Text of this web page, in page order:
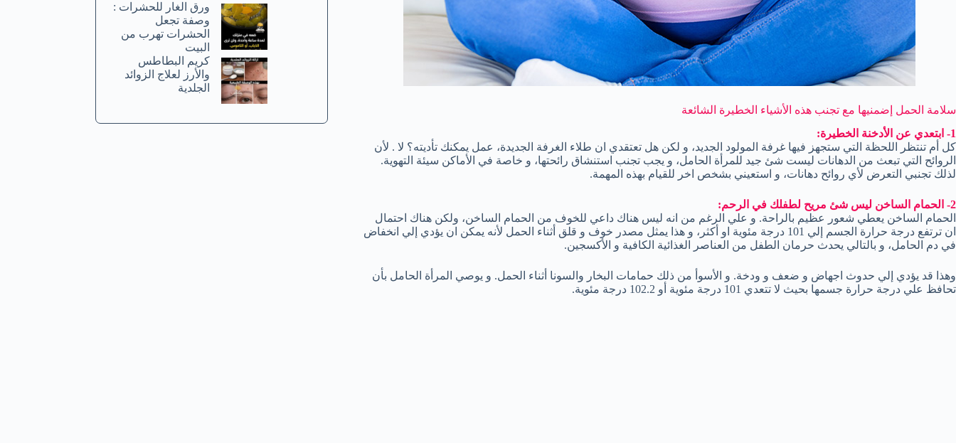
سلامة الحمل إضمنيها مع تجنب هذه الأشياء الخطيرة الشائعة
1- ابتعدي عن الأدخنة الخطيرة:
كل أم تنتظر اللحظة التي ستجهز فيها غرفة المولود الجديد، و لكن هل تعتقدي ان طلاء الغرفة الجديدة، عمل يمكنك تأديته؟ لا . لأن
الروائح التي تبعث من الدهانات ليست شئ جيد للمرأة الحامل، و يجب تجنب استنشاق رائحتها، و خاصة في الأماكن سيئة التهوية.
لذلك تجنبي التعرض لأي روائح دهانات، و استعيني بشخص اخر للقيام بهذه المهمة.
2- الحمام الساخن ليس شئ مريح لطفلك في الرحم:
الحمام الساخن يعطي شعور عظيم بالراحة. و علي الرغم من انه ليس هناك داعي للخوف من الحمام الساخن، ولكن هناك احتمال
ان ترتفع درجة حرارة الجسم إلي 101 درجة مئوية او أكثر، و هذا يمثل مصدر خوف و قلق أثناء الحمل لأنه يمكن ان يؤدي إلي انخفاض
في دم الحامل، و بالتالي يحدث حرمان الطفل من العناصر الغذائية الكافية و الأكسجين.
وهذا قد يؤدي إلي حدوث اجهاض و ضعف و ودخة. و الأسوأ من ذلك حمامات البخار والسونا أثناء الحمل. و يوصي المرأة الحامل بأن
تحافظ علي درجة حرارة جسمها بحيث لا تتعدي 101 درجة مئوية أو 102.2 درجة مئوية.
ورق الغار للحشرات :
وصفة تجعل
الحشرات تهرب من
البيت
كريم البطاطس
والأرز لعلاج الزوائد
الجلدية